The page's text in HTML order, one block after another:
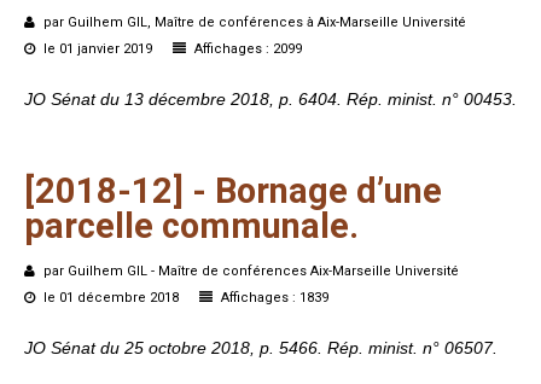
par Guilhem GIL, Maître de conférences à Aix-Marseille Université
le 01 janvier 2019
Affichages : 2099
JO Sénat du 13 décembre 2018, p. 6404. Rép. minist. n° 00453.
[2018-12] - Bornage d’une
parcelle communale.
par Guilhem GIL - Maître de conférences Aix-Marseille Université
le 01 décembre 2018
Affichages : 1839
JO Sénat du 25 octobre 2018, p. 5466. Rép. minist. n° 06507.